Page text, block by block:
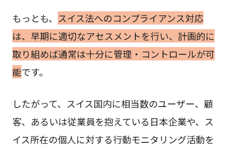
もっとも、
スイス法へのコンプライアンス対応
は、早期に適切なアセスメントを行い、計画的に
取り組めば通常は十分に管理・コントロールが可
能です。
したがって、スイス国内に相当数のユーザー、顧
客、あるいは従業員を抱えている日本企業や、ス
イス所在の個人に対する行動モニタリング活動を